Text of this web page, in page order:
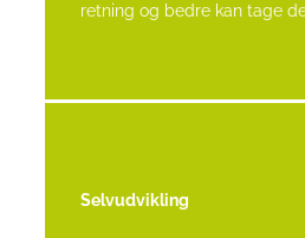
retning og bedre kan tage
Selvudvikling